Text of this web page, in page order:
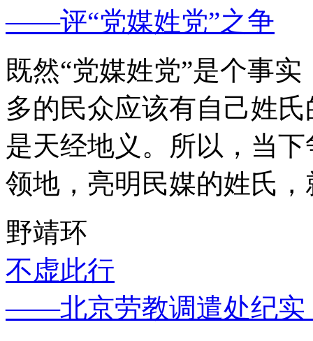
——评“党媒姓党”之争
既然“党媒姓党”是个事
多的民众应该有自己姓
是天经地义。所以，当
领地，亮明民媒的姓氏
野靖环
不虚此行
——北京劳教调遣处纪实